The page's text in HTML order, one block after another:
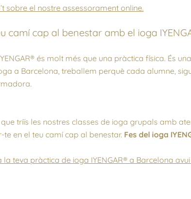
sobre el nostre assessorament online.
camí cap al benestar amb el ioga
és molt més que una pràctica física. És
a Barcelona, treballem perquè cada alumne,
triïs les nostres classes de ioga grupals amb
te en el teu camí cap al benestar. Fes del ioga
la teva pràctica de ioga IYENGAR® a Barcelona